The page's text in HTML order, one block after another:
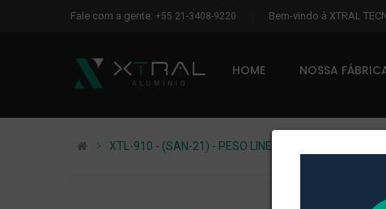
Fale com a gente: +55 21-3408-9220 Bem-vindo à XTRAL
HOME NOSSA
XTL-910 - (SAN-21) - PESO LINEAR: 0,135kg/m